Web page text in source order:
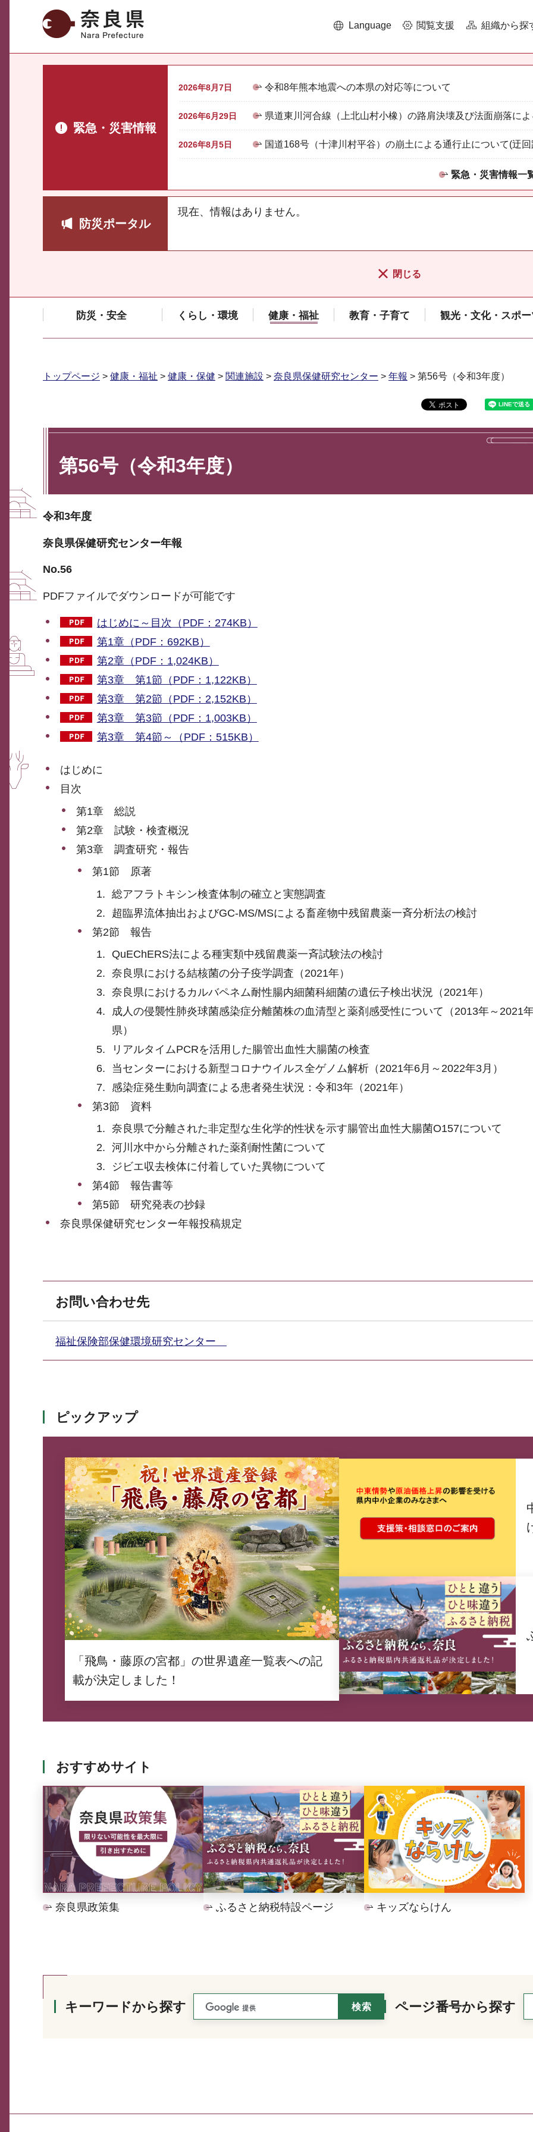
奈良県 Language 閲覧支援 組織から探
緊急・災害情報
2026年8月7日 令和8年熊本地震への本県の対応等について
2026年6月29日 県道東川河合線（上北山村小橡）の路肩決壊及び法面崩落に
2026年8月5日 国道168号（十津川村平谷）の崩土による通行止について(迂
緊急・災害情報一
防災ポータル
現在、情報はありません。
閉じる
防災・安全 くらし・環境 健康・福祉 教育・子育て 観光・文化・スポー
トップページ > 健康・福祉 > 健康・保健 > 関連施設 > 奈良県保健研究センター > 年報 > 第56号（令和3年度）
第56号（令和3年度）
令和3年度
奈良県保健研究センター年報
No.56
PDFファイルでダウンロードが可能です
はじめに～目次（PDF：274KB）
第1章（PDF：692KB）
第2章（PDF：1,024KB）
第3章 第1節（PDF：1,122KB）
第3章 第2節（PDF：2,152KB）
第3章 第3節（PDF：1,003KB）
第3章 第4節～（PDF：515KB）
はじめに
目次
第1章 総説
第2章 試験・検査概況
第3章 調査研究・報告
第1節 原著
総アフラトキシン検査体制の確立と実態調査
超臨界流体抽出およびGC-MS/MSによる畜産物中残留農薬一斉分析法の検討
第2節 報告
QuEChERS法による種実類中残留農薬一斉試験法の検討
奈良県における結核菌の分子疫学調査（2021年）
奈良県におけるカルバペネム耐性腸内細菌科細菌の遺伝子検出状況（2021年）
成人の侵襲性肺炎球菌感染症分離菌株の血清型と薬剤感受性について（2013年～2021
県）
リアルタイムPCRを活用した腸管出血性大腸菌の検査
当センターにおける新型コロナウイルス全ゲノム解析（2021年6月～2022年3月）
感染症発生動向調査による患者発生状況：令和3年（2021年）
第3節 資料
奈良県で分離された非定型な生化学的性状を示す腸管出血性大腸菌O157について
河川水中から分離された薬剤耐性菌について
ジビエ収去検体に付着していた異物について
第4節 報告書等
第5節 研究発表の抄録
奈良県保健研究センター年報投稿規定
お問い合わせ先
福祉保険部保健環境研究センター
ピックアップ
「飛鳥・藤原の宮都」の世界遺産一覧表への記
載が決定しました！
おすすめサイト
奈良県政策集 ふるさと納税特設ページ キッズならけん
キーワードから探す ページ番号から探す